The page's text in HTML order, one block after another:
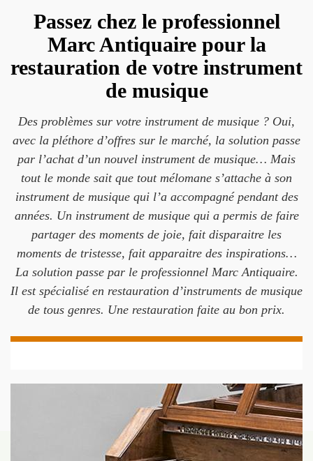
Passez chez le professionnel
Marc Antiquaire pour la
restauration de votre instrument
de musique
Des problèmes sur votre instrument de musique ? Oui,
avec la pléthore d’offres sur le marché, la solution passe
par l’achat d’un nouvel instrument de musique… Mais
tout le monde sait que tout mélomane s’attache à son
instrument de musique qui l’a accompagné pendant des
années. Un instrument de musique qui a permis de faire
partager des moments de joie, fait disparaitre les
moments de tristesse, fait apparaitre des inspirations…
La solution passe par le professionnel Marc Antiquaire.
Il est spécialisé en restauration d’instruments de musique
de tous genres. Une restauration faite au bon prix.